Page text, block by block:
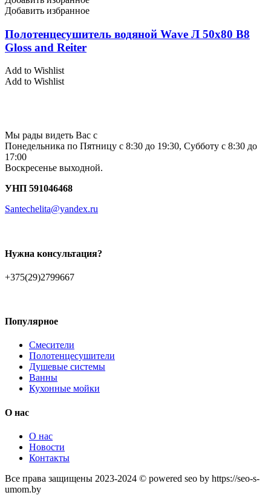
Добавить избранное
Полотенцесушитель водяной Wave Л 50х80 В8
Gloss and Reiter
Add to Wishlist
Add to Wishlist
Мы рады видеть Вас с
Понедельника по Пятницу с 8:30 до 19:30, Субботу с 8:30 до
17:00
Воскресенье выходной.
УНП 591046468
Santechelita@yandex.ru
Нужна консультация?
+375(29)2799667
Популярное
Смесители
Полотенцесушители
Душевые системы
Ванны
Кухонные мойки
О нас
О нас
Новости
Контакты
Все права защищены 2023-2024 © powered seo by https://seo-s-
umom.by